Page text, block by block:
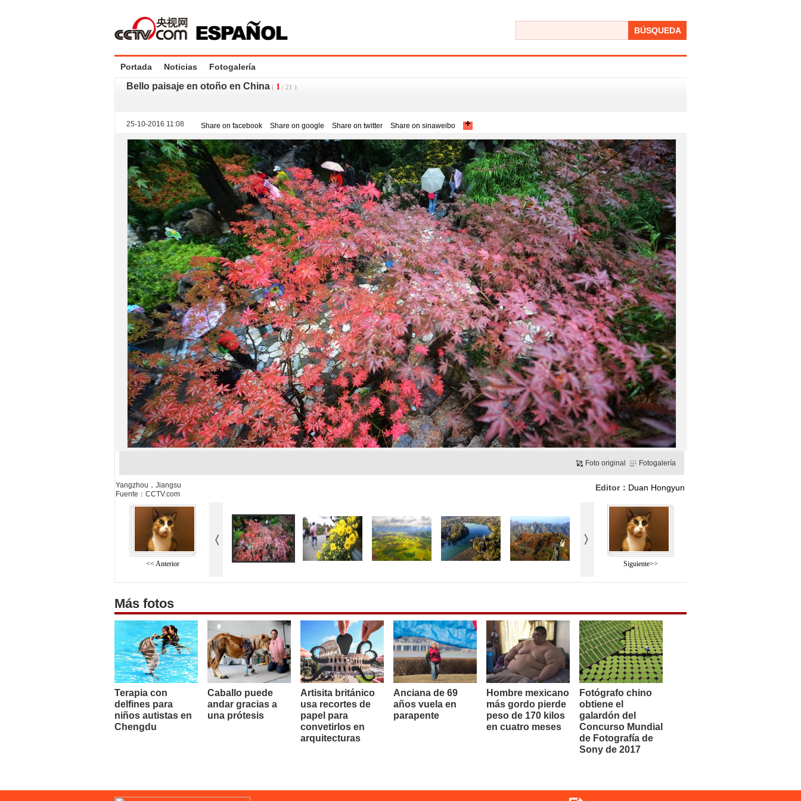
BÚSQUEDA
Portada Noticias Fotogalería
Bello paisaje en otoño en China ( 1 / 21 )
25-10-2016 11:08 Share on facebook Share on google Share on twitter Share on sinaweibo
Foto original Fotogalería
Yangzhou，Jiangsu
Fuente：CCTV.com
Editor： Duan Hongyun
<< Anterior Siguiente>>
Más fotos
Terapia con
delfines para
niños autistas en
Chengdu
Caballo puede
andar gracias a
una prótesis
Artisita británico
usa recortes de
papel para
convetirlos en
arquitecturas
Anciana de 69
años vuela en
parapente
Hombre mexicano
más gordo pierde
peso de 170 kilos
en cuatro meses
Fotógrafo chino
obtiene el
galardón del
Concurso Mundial
de Fotografía de
Sony de 2017